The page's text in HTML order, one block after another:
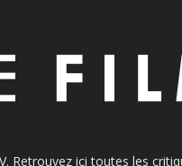
Retrouvez ici toutes les